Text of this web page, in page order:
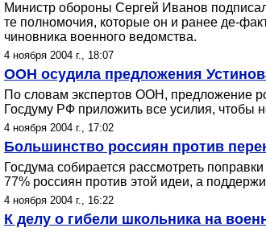
Министр обороны Сергей Иванов
те полномочия, которые он и ранее де-
чиновника военного ведомства.
4 ноября 2004 г., 18:07
ООН осудила предложения
По словам экспертов ООН, предложение
Госдуму РФ приложить все усилия, чтобы
4 ноября 2004 г., 17:02
Большинство россиян против
Госдума собирается рассмотреть
77% россиян против этой идеи, а
4 ноября 2004 г., 16:22
К делу о гибели школьника на